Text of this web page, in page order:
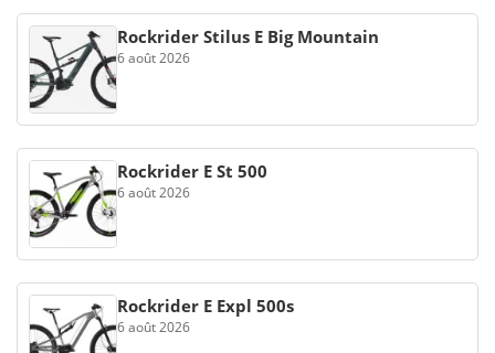
Rockrider Stilus E Big Mountain
6 août 2026
Rockrider E St 500
6 août 2026
Rockrider E Expl 500s
6 août 2026